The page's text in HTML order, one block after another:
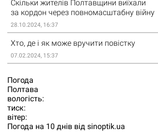
Скільки жителів Полтавщини виїхали
за кордон через повномасштабну війну
28.10.2024, 16:37
Хто, де і як може вручити повістку
07.02.2024, 15:37
Погода
Полтава
вологість:
тиск:
вітер:
Погода на 10 днів від sinoptik.ua